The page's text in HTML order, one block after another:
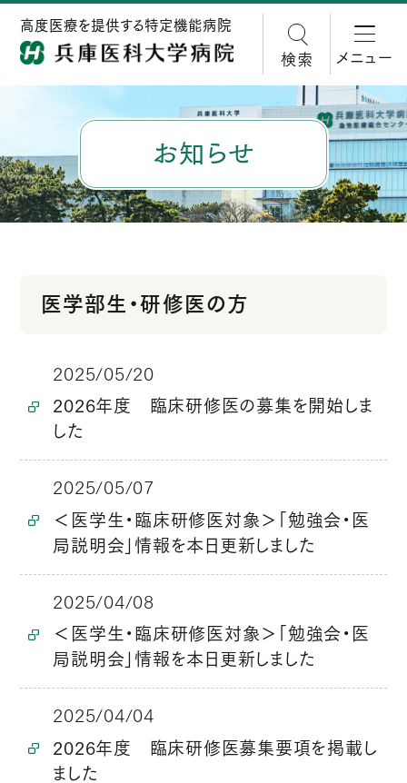
高度医療を提供する特定機能病院
検索 メニュー
お知らせ
医学部生・研修医の方
2025/05/20
2026年度 臨床研修医の募集を開始しま
した
2025/05/07
＜医学生・臨床研修医対象＞「勉強会・医
局説明会」情報を本日更新しました
2025/04/08
＜医学生・臨床研修医対象＞「勉強会・医
局説明会」情報を本日更新しました
2025/04/04
2026年度 臨床研修医募集要項を掲載し
ました